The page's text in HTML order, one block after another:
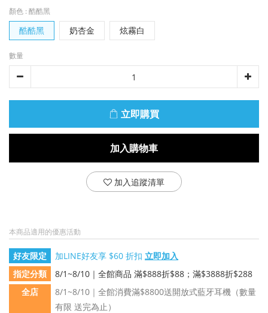
顏色 : 酷酷黑
酷酷黑 奶杏金 炫霧白
數量
加入購物車
立即購買
加入追蹤清單
本商品適用的優惠活動
好友限定 加LINE好友享 $60 折扣 立即加入
指定分類
8/1~8/10｜全館商品 滿$888折$88；滿$3888折$288
全店
8/1~8/10｜全館消費滿$8800送開放式藍牙耳機（數量
有限 送完為止）